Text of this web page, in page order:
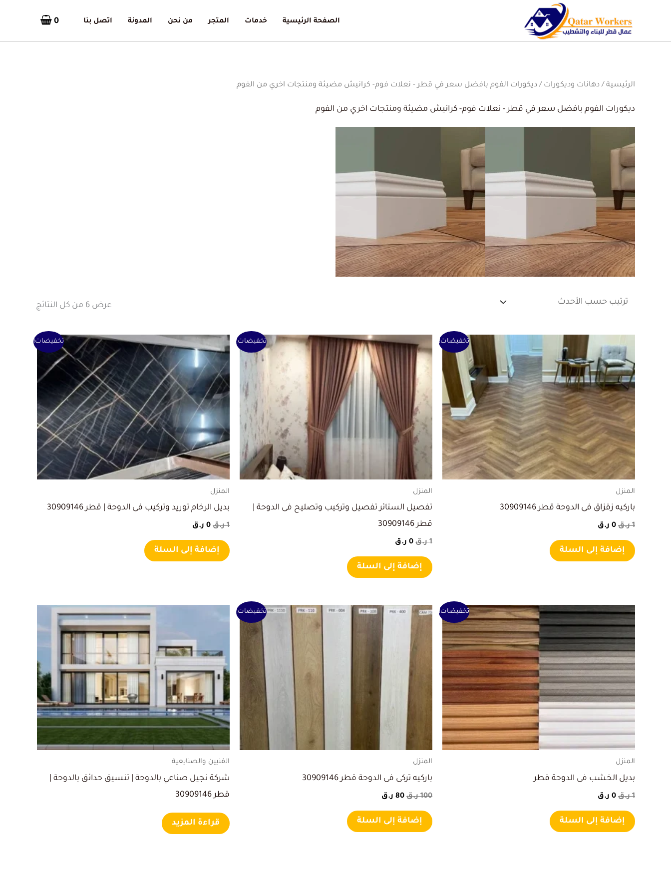
الصفحة الرئيسية خدمات المتجر من نحن المدونة اتصل بنا 0
الرئيسية / دهانات وديكورات / ديكورات الفوم بافضل سعر في قطر - نعلات فوم- كرانيش مضيئة ومنتجات اخري من الفوم
ديكورات الفوم بافضل سعر في قطر - نعلات فوم- كرانيش مضيئة ومنتجات اخري من الفوم
عرض ⁦6⁩ من كل النتائج
تخفيضات!
المنزل
باركيه زقزاق فى الدوحة قطر 30909146
1 ر.ق
الأصلي
هو:
1 ر.ق.
0 ر.ق
السعر
الحالي
هو:
0 ر.ق.
إضافة إلى السلة
تخفيضات!
المنزل
تفصيل الستائر تفصيل وتركيب وتصليح فى الدوحة |
قطر 30909146
1 ر.ق
الأصلي
هو:
0 ر.ق
السعر
الحالي
هو:
0 ر.ق.
إضافة إلى السلة
تخفيضات!
المنزل
بديل الرخام توريد وتركيب فى الدوحة | قطر 30909146
1 ر.ق
السعر
الأصلي
هو:
0 ر.ق
السعر
الحالي
هو:
0 ر.ق.
إضافة إلى السلة
تخفيضات!
المنزل
بديل الخشب فى الدوحة قطر
1 ر.ق
السعر
الأصلي
هو:
1 ر.ق.
0 ر.ق
السعر
الحالي
0 ر.ق.
إضافة إلى السلة
تخفيضات!
المنزل
باركيه تركى فى الدوحة قطر 30909146
100 ر.ق
السعر
80 ر.ق
السعر
هو:
إضافة إلى السلة
الفنيين والصنايعية
شركة نجيل صناعي بالدوحة | تنسيق حدائق بالدوحة |
قطر 30909146
قراءة المزيد